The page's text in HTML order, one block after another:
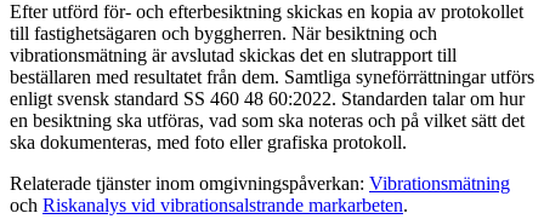
Efter utförd för- och efterbesiktning skickas en kopia av protokollet
till fastighetsägaren och byggherren. När besiktning och
vibrationsmätning är avslutad skickas det en slutrapport till
beställaren med resultatet från dem. Samtliga syneförrättningar utförs
enligt svensk standard SS 460 48 60:2022. Standarden talar om hur
en besiktning ska utföras, vad som ska noteras och på vilket sätt det
ska dokumenteras, med foto eller grafiska protokoll.
Relaterade tjänster inom omgivningspåverkan: Vibrationsmätning
och Riskanalys vid vibrationsalstrande markarbeten.